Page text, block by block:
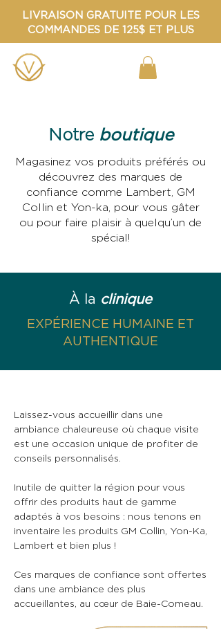
LIVRAISON GRATUITE POUR LES
COMMANDES DE 125$ ET PLUS
Notre boutique
Magasinez vos produits préférés ou
découvrez des marques de
confiance comme Lambert, GM
Collin et Yon-ka, pour vous gâter
ou pour faire plaisir à quelqu’un de
spécial!
À la clinique
EXPÉRIENCE HUMAINE ET
AUTHENTIQUE
Laissez-vous accueillir dans une
ambiance chaleureuse où chaque visite
est une occasion unique de profiter de
conseils personnalisés.
Inutile de quitter la région pour vous
offrir des produits haut de gamme
adaptés à vos besoins : nous tenons en
inventaire les produits GM Collin, Yon-Ka,
Lambert et bien plus !
Ces marques de confiance sont offertes
dans une ambiance des plus
accueillantes, au cœur de Baie-Comeau.